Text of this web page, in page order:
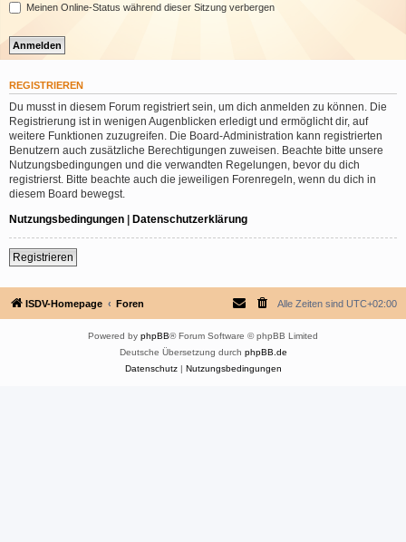
Meinen Online-Status während dieser Sitzung verbergen
REGISTRIEREN
Du musst in diesem Forum registriert sein, um dich anmelden zu können. Die
Registrierung ist in wenigen Augenblicken erledigt und ermöglicht dir, auf
weitere Funktionen zuzugreifen. Die Board-Administration kann registrierten
Benutzern auch zusätzliche Berechtigungen zuweisen. Beachte bitte unsere
Nutzungsbedingungen und die verwandten Regelungen, bevor du dich
registrierst. Bitte beachte auch die jeweiligen Forenregeln, wenn du dich in
diesem Board bewegst.
Nutzungsbedingungen | Datenschutzerklärung
Registrieren
ISDV-Homepage Foren Alle Zeiten sind UTC+02:00
Powered by phpBB® Forum Software © phpBB Limited
Deutsche Übersetzung durch phpBB.de
Datenschutz| Nutzungsbedingungen